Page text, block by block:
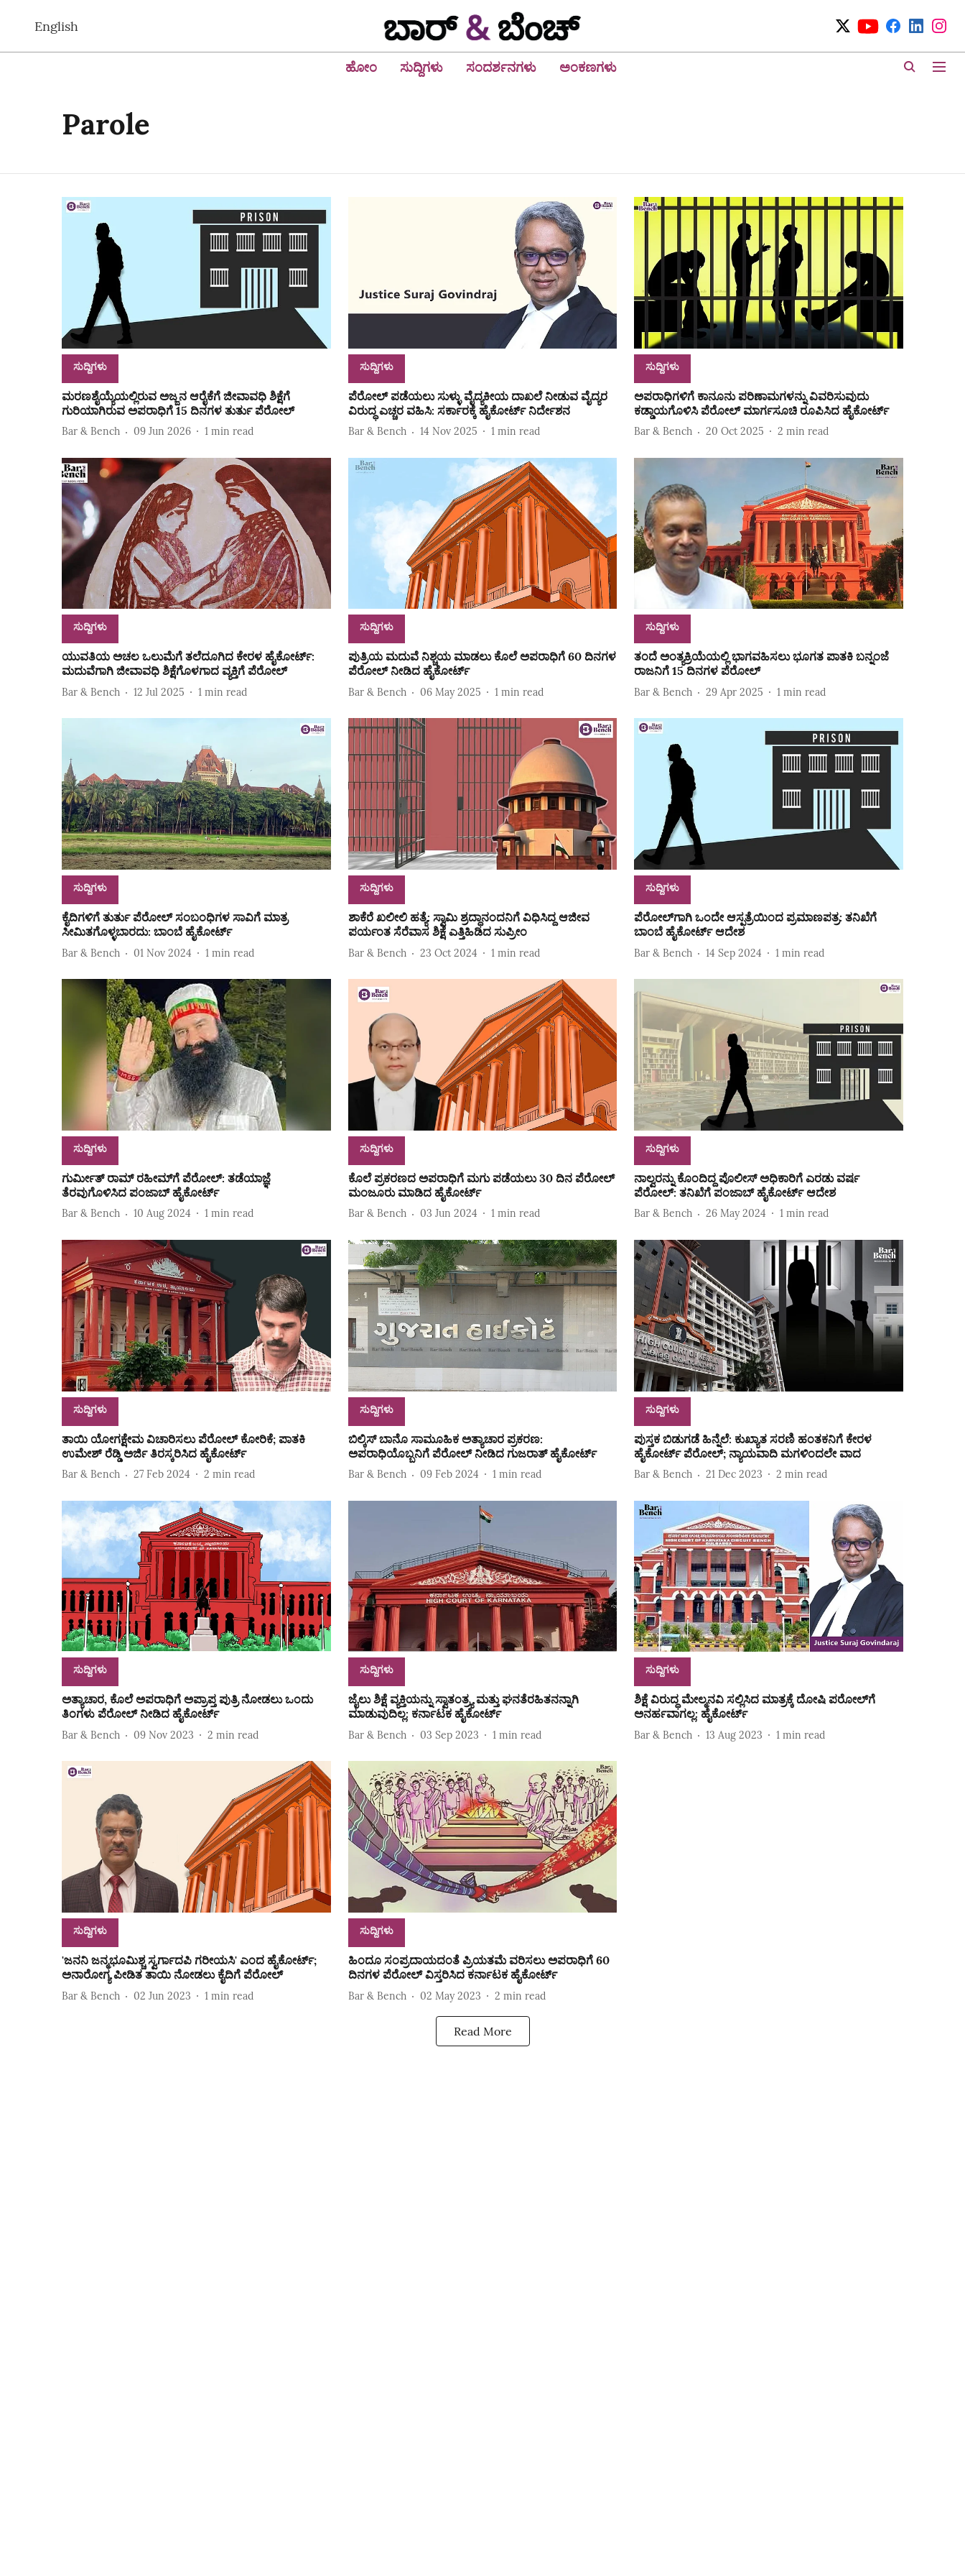
English
ಹೋಂ ಸುದ್ದಿಗಳು ಸಂದರ್ಶನಗಳು ಅಂಕಣಗಳು
Parole
ಸುದ್ದಿಗಳು
ಮರಣಶೈಯ್ಯೆಯಲ್ಲಿರುವ ಅಜ್ಜನ ಆರೈಕೆಗೆ ಜೀವಾವಧಿ ಶಿಕ್ಷೆಗೆ
ಗುರಿಯಾಗಿರುವ ಅಪರಾಧಿಗೆ 15 ದಿನಗಳ ತುರ್ತು ಪೆರೋಲ್‌
Bar & Bench 09 Jun 2026 1 min read
ಸುದ್ದಿಗಳು
ಪೆರೋಲ್‌ ಪಡೆಯಲು ಸುಳ್ಳು ವೈದ್ಯಕೀಯ ದಾಖಲೆ ನೀಡುವ ವೈದ್ಯರ
ವಿರುದ್ಧ ಎಚ್ಚರ ವಹಿಸಿ: ಸರ್ಕಾರಕ್ಕೆ ಹೈಕೋರ್ಟ್‌ ನಿರ್ದೇಶನ
Bar & Bench 14 Nov 2025 1 min read
ಸುದ್ದಿಗಳು
ಅಪರಾಧಿಗಳಿಗೆ ಕಾನೂನು ಪರಿಣಾಮಗಳನ್ನು ವಿವರಿಸುವುದು
ಕಡ್ಡಾಯಗೊಳಿಸಿ ಪೆರೋಲ್‌ ಮಾರ್ಗಸೂಚಿ ರೂಪಿಸಿದ ಹೈಕೋರ್ಟ್‌
Bar & Bench 20 Oct 2025 2 min read
ಸುದ್ದಿಗಳು
ಯುವತಿಯ ಅಚಲ ಒಲುಮೆಗೆ ತಲೆದೂಗಿದ ಕೇರಳ ಹೈಕೋರ್ಟ್:
ಮದುವೆಗಾಗಿ ಜೀವಾವಧಿ ಶಿಕ್ಷೆಗೊಳಗಾದ ವ್ಯಕ್ತಿಗೆ ಪೆರೋಲ್
Bar & Bench 12 Jul 2025 1 min read
ಸುದ್ದಿಗಳು
ಪುತ್ರಿಯ ಮದುವೆ ನಿಶ್ಚಯ ಮಾಡಲು ಕೊಲೆ ಅಪರಾಧಿಗೆ 60 ದಿನಗಳ
ಪೆರೋಲ್‌ ನೀಡಿದ ಹೈಕೋರ್ಟ್‌
Bar & Bench 06 May 2025 1 min read
ಸುದ್ದಿಗಳು
ತಂದೆ ಅಂತ್ಯಕ್ರಿಯೆಯಲ್ಲಿ ಭಾಗವಹಿಸಲು ಭೂಗತ ಪಾತಕಿ ಬನ್ನಂಜೆ
ರಾಜನಿಗೆ 15 ದಿನಗಳ ಪೆರೋಲ್‌
Bar & Bench 29 Apr 2025 1 min read
ಸುದ್ದಿಗಳು
ಕೈದಿಗಳಿಗೆ ತುರ್ತು ಪೆರೋಲ್‌ ಸಂಬಂಧಿಗಳ ಸಾವಿಗೆ ಮಾತ್ರ
ಸೀಮಿತಗೊಳ್ಳಬಾರದು: ಬಾಂಬೆ ಹೈಕೋರ್ಟ್‌
Bar & Bench 01 Nov 2024 1 min read
ಸುದ್ದಿಗಳು
ಶಾಕೆರೆ ಖಲೀಲಿ ಹತ್ಯೆ: ಸ್ವಾಮಿ ಶ್ರದ್ಧಾನಂದನಿಗೆ ವಿಧಿಸಿದ್ದ ಆಜೀವ
ಪರ್ಯಂತ ಸೆರೆವಾಸ ಶಿಕ್ಷೆ ಎತ್ತಿಹಿಡಿದ ಸುಪ್ರೀಂ
Bar & Bench 23 Oct 2024 1 min read
ಸುದ್ದಿಗಳು
ಪೆರೋಲ್‌ಗಾಗಿ ಒಂದೇ ಆಸ್ಪತ್ರೆಯಿಂದ ಪ್ರಮಾಣಪತ್ರ: ತನಿಖೆಗೆ
ಬಾಂಬೆ ಹೈಕೋರ್ಟ್ ಆದೇಶ
Bar & Bench 14 Sep 2024 1 min read
ಸುದ್ದಿಗಳು
ಗುರ್ಮೀತ್ ರಾಮ್ ರಹೀಮ್‌ಗೆ ಪೆರೋಲ್: ತಡೆಯಾಜ್ಞೆ
ತೆರವುಗೊಳಿಸಿದ ಪಂಜಾಬ್ ಹೈಕೋರ್ಟ್
Bar & Bench 10 Aug 2024 1 min read
ಸುದ್ದಿಗಳು
ಕೊಲೆ ಪ್ರಕರಣದ ಅಪರಾಧಿಗೆ ಮಗು ಪಡೆಯಲು 30 ದಿನ ಪೆರೋಲ್‌
ಮಂಜೂರು ಮಾಡಿದ ಹೈಕೋರ್ಟ್‌
Bar & Bench 03 Jun 2024 1 min read
ಸುದ್ದಿಗಳು
ನಾಲ್ವರನ್ನು ಕೊಂದಿದ್ದ ಪೊಲೀಸ್ ಅಧಿಕಾರಿಗೆ ಎರಡು ವರ್ಷ
ಪೆರೋಲ್: ತನಿಖೆಗೆ ಪಂಜಾಬ್ ಹೈಕೋರ್ಟ್ ಆದೇಶ
Bar & Bench 26 May 2024 1 min read
ಸುದ್ದಿಗಳು
ತಾಯಿ ಯೋಗಕ್ಷೇಮ ವಿಚಾರಿಸಲು ಪೆರೋಲ್‌ ಕೋರಿಕೆ; ಪಾತಕಿ
ಉಮೇಶ್‌ ರೆಡ್ಡಿ ಅರ್ಜಿ ತಿರಸ್ಕರಿಸಿದ ಹೈಕೋರ್ಟ್‌
Bar & Bench 27 Feb 2024 2 min read
ಸುದ್ದಿಗಳು
ಬಿಲ್ಕಿಸ್ ಬಾನೊ ಸಾಮೂಹಿಕ ಅತ್ಯಾಚಾರ ಪ್ರಕರಣ:
ಅಪರಾಧಿಯೊಬ್ಬನಿಗೆ ಪೆರೋಲ್ ನೀಡಿದ ಗುಜರಾತ್ ಹೈಕೋರ್ಟ್
Bar & Bench 09 Feb 2024 1 min read
ಸುದ್ದಿಗಳು
ಪುಸ್ತಕ ಬಿಡುಗಡೆ ಹಿನ್ನೆಲೆ: ಕುಖ್ಯಾತ ಸರಣಿ ಹಂತಕನಿಗೆ ಕೇರಳ
ಹೈಕೋರ್ಟ್‌ ಪೆರೋಲ್‌; ನ್ಯಾಯವಾದಿ ಮಗಳಿಂದಲೇ ವಾದ
Bar & Bench 21 Dec 2023 2 min read
ಸುದ್ದಿಗಳು
ಅತ್ಯಾಚಾರ, ಕೊಲೆ ಅಪರಾಧಿಗೆ ಅಪ್ರಾಪ್ತ ಪುತ್ರಿ ನೋಡಲು ಒಂದು
ತಿಂಗಳು ಪೆರೋಲ್‌ ನೀಡಿದ ಹೈಕೋರ್ಟ್‌
Bar & Bench 09 Nov 2023 2 min read
ಸುದ್ದಿಗಳು
ಜೈಲು ಶಿಕ್ಷೆ ವ್ಯಕ್ತಿಯನ್ನು ಸ್ವಾತಂತ್ರ್ಯ ಮತ್ತು ಘನತೆರಹಿತನನ್ನಾಗಿ
ಮಾಡುವುದಿಲ್ಲ: ಕರ್ನಾಟಕ ಹೈಕೋರ್ಟ್
Bar & Bench 03 Sep 2023 1 min read
ಸುದ್ದಿಗಳು
ಶಿಕ್ಷೆ ವಿರುದ್ಧ ಮೇಲ್ಮನವಿ ಸಲ್ಲಿಸಿದ ಮಾತ್ರಕ್ಕೆ ದೋಷಿ ಪರೋಲ್‌ಗೆ
ಅನರ್ಹವಾಗಲ್ಲ: ಹೈಕೋರ್ಟ್‌
Bar & Bench 13 Aug 2023 1 min read
ಸುದ್ದಿಗಳು
'ಜನನಿ ಜನ್ಮಭೂಮಿಶ್ಚ ಸ್ವರ್ಗಾದಪಿ ಗರೀಯಸಿ' ಎಂದ ಹೈಕೋರ್ಟ್‌;
ಅನಾರೋಗ್ಯ ಪೀಡಿತ ತಾಯಿ ನೋಡಲು ಕೈದಿಗೆ ಪೆರೋಲ್‌
Bar & Bench 02 Jun 2023 1 min read
ಸುದ್ದಿಗಳು
ಹಿಂದೂ ಸಂಪ್ರದಾಯದಂತೆ ಪ್ರಿಯತಮೆ ವರಿಸಲು ಅಪರಾಧಿಗೆ 60
ದಿನಗಳ ಪೆರೋಲ್ ವಿಸ್ತರಿಸಿದ ಕರ್ನಾಟಕ ಹೈಕೋರ್ಟ್‌
Bar & Bench 02 May 2023 2 min read
Read More